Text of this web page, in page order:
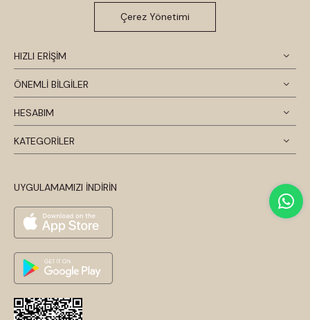
HIZLI ERİŞİM
ÖNEMLİ BİLGİLER
HESABIM
KATEGORİLER
UYGULAMAMIZI İNDİRİN
Çerez Yönetimi